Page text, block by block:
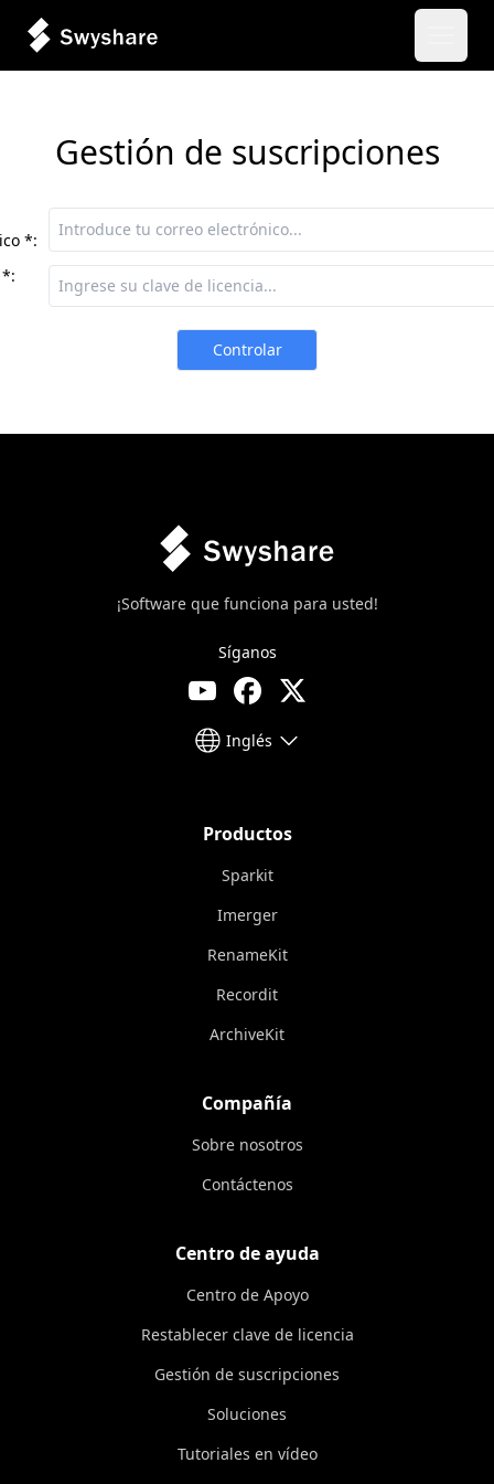
Gestión de suscripciones
*:
Controlar
¡Software que funciona para usted!
Síganos
Inglés
Productos
Sparkit
Imerger
RenameKit
Recordit
ArchiveKit
Compañía
Sobre nosotros
Contáctenos
Centro de ayuda
Centro de Apoyo
Restablecer clave de licencia
Gestión de suscripciones
Soluciones
Tutoriales en vídeo